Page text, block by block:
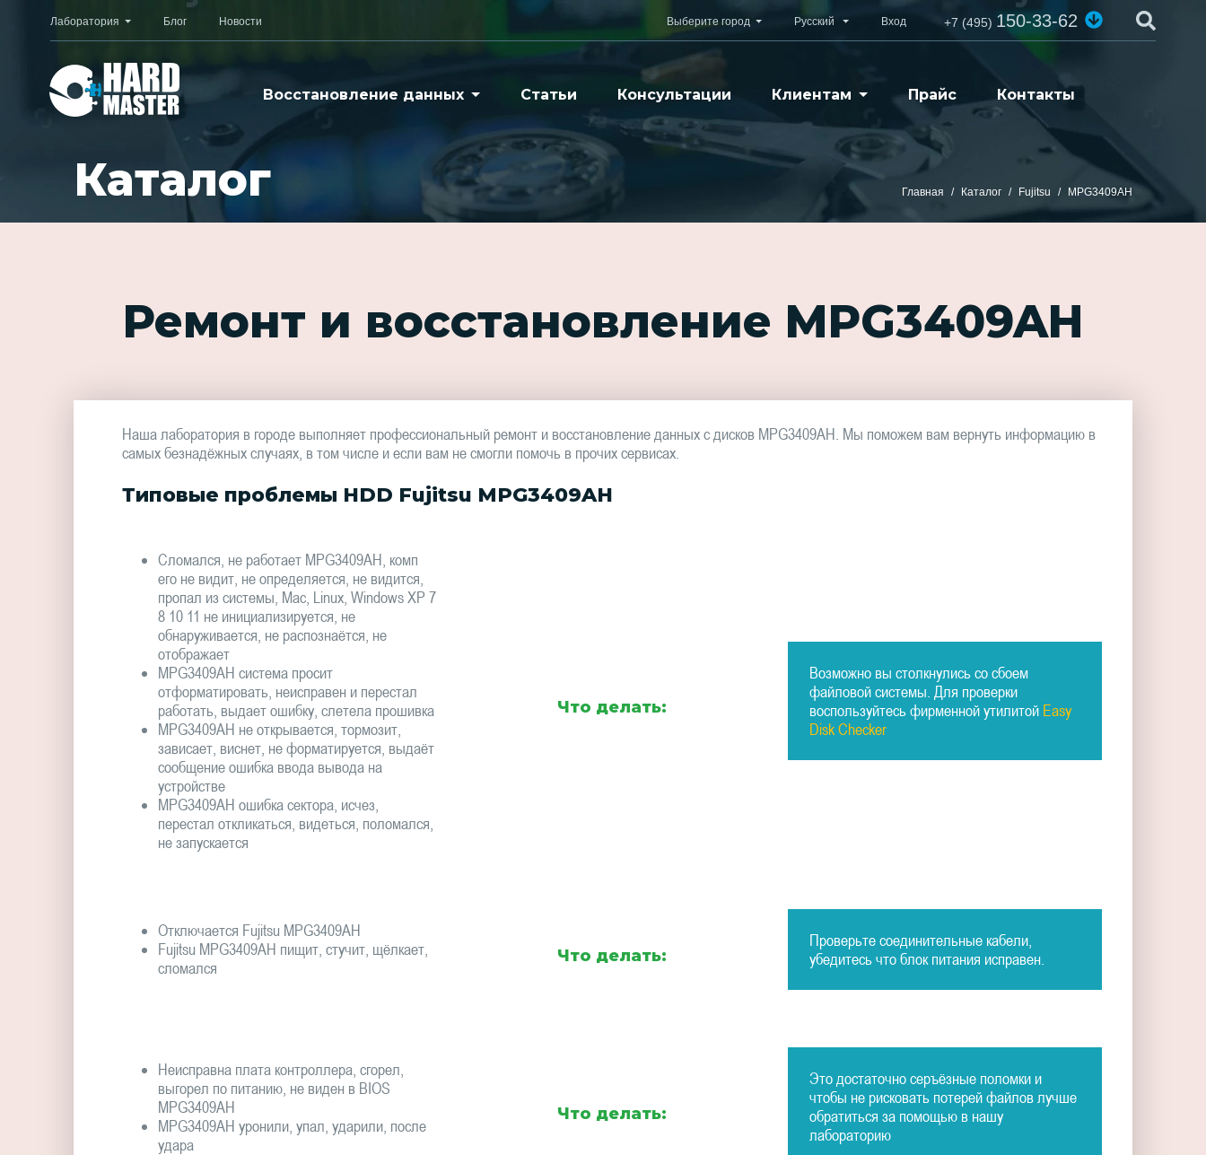
Восстановление данных Статьи Консультации Клиентам Прайс Контакты
Лаборатория Блог Новости Выберите город Русский Вход +7 (495)150-33-62
Каталог Главная Каталог Fujitsu MPG3409AH
Ремонт и восстановление MPG3409AH
Наша лаборатория в городе выполняет профессиональный ремонт и восстановление данных с дисков MPG3409AH. Мы поможем вам вернуть информацию в
самых безнадёжных случаях, в том числе и если вам не смогли помочь в прочих сервисах.
Типовые проблемы HDD Fujitsu MPG3409AH
Сломался, не работает MPG3409AH, комп
его не видит, не определяется, не видится,
пропал из системы, Mac, Linux, Windows XP 7
8 10 11 не инициализируется, не
обнаруживается, не распознаётся, не
отображает
MPG3409AH система просит
отформатировать, неисправен и перестал
работать, выдает ошибку, слетела прошивка
MPG3409AH не открывается, тормозит,
зависает, виснет, не форматируется, выдаёт
сообщение ошибка ввода вывода на
устройстве
MPG3409AH ошибка сектора, исчез,
перестал откликаться, видеться, поломался,
не запускается
Что делать:
Возможно вы столкнулись со сбоем
файловой системы. Для проверки
воспользуйтесь фирменной утилитой Easy
Disk Checker
Отключается Fujitsu MPG3409AH
Fujitsu MPG3409AH пищит, стучит, щёлкает,
сломался
Что делать:
Проверьте соединительные кабели,
убедитесь что блок питания исправен.
Неисправна плата контроллера, сгорел,
выгорел по питанию, не виден в BIOS
MPG3409AH
MPG3409AH уронили, упал, ударили, после
удара
Что делать:
Это достаточно серъёзные поломки и
чтобы не рисковать потерей файлов лучше
обратиться за помощью в нашу
лабораторию